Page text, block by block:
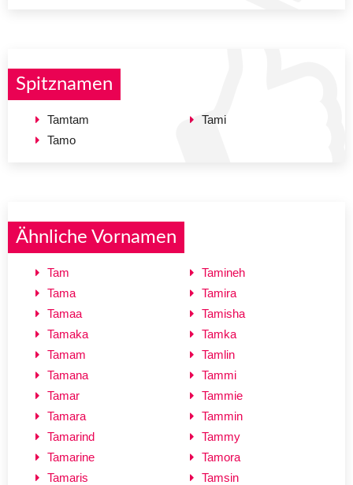
Spitznamen
Tamtam
Tamo
Tami
Ähnliche Vornamen
Tam
Tama
Tamaa
Tamaka
Tamam
Tamana
Tamar
Tamara
Tamarind
Tamarine
Tamaris
Tamineh
Tamira
Tamisha
Tamka
Tamlin
Tammi
Tammie
Tammin
Tammy
Tamora
Tamsin